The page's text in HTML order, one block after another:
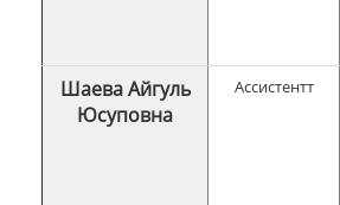
Шаева Айгуль
Юсуповна
Ассистентт